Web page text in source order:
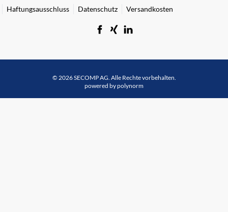
Haftungsausschluss
Datenschutz Versandkosten
© 2026 SECOMP AG. Alle Rechte vorbehalten.
powered by polynorm